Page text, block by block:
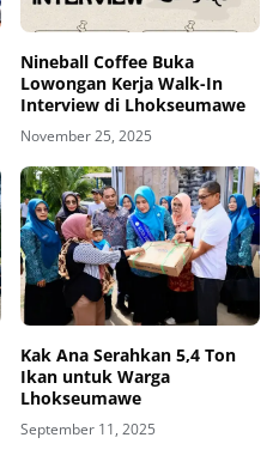
Nineball Coffee Buka
Lowongan Kerja Walk-In
Interview di Lhokseumawe
November 25, 2025
Kak Ana Serahkan 5,4 Ton
Ikan untuk Warga
Lhokseumawe
September 11, 2025